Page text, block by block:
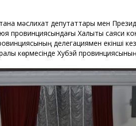
мәслихат депутаттары мен
Халықтық саяси
делегациямен екінші
көрмесінде Хубэй провинциясының